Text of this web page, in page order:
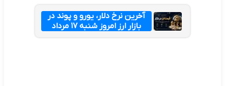
آخرین نرخ دلار، یورو و پوند در
بازار ارز امروز شنبه ۱۷ مرداد